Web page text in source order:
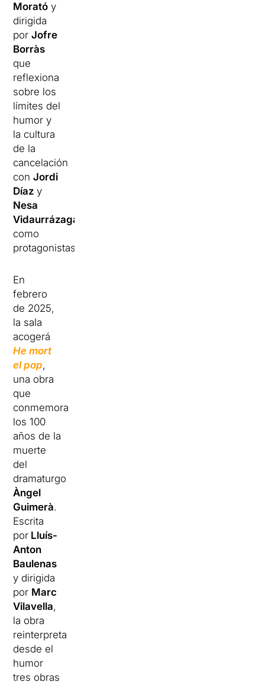
Morató y
dirigida
porJofre
Borràs
que
reflexiona
sobre los
límites del
humor y
la cultura
de la
cancelación
conJordi
Díaz y
Nesa
Vidaurrázaga
como
protagonistas.
En
febrero
de 2025,
la sala
acogerá
He mort
el pop,
una obra
que
conmemora
los 100
años de la
muerte
del
dramaturgo
Àngel
Guimerà.
Escrita
por Lluís-
Anton
Baulenas
y dirigida
por Marc
Vilavella,
la obra
reinterpreta
desde el
humor
tres obras